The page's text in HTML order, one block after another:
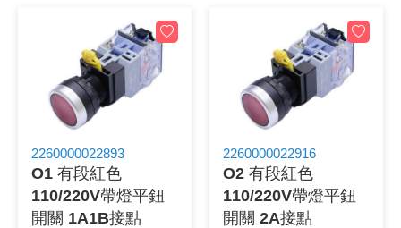
2260000022893
O1 有段紅色
110/220V帶燈平鈕
開關 1A1B接點
2260000022916
O2 有段紅色
110/220V帶燈平鈕
開關 2A接點